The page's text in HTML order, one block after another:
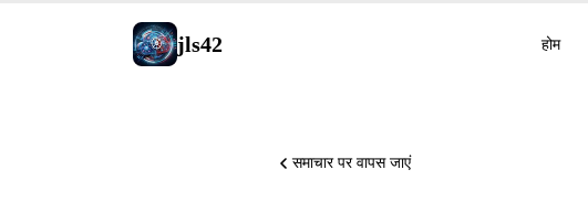
jls42 होम
समाचार पर वापस जाएं